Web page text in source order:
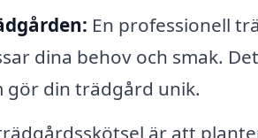
En professionell
dina behov och smak.
gör din trädgård unik.
är att